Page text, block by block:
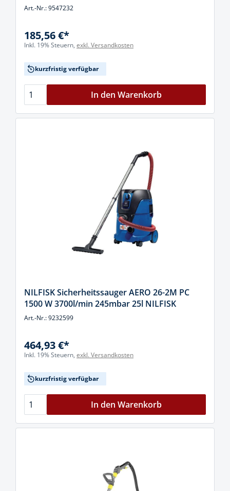
Art.-Nr.: 9547232
185,56 €*
Inkl. 19% Steuern, exkl. Versandkosten
kurzfristig verfügbar
In den Warenkorb
NILFISK Sicherheitssauger AERO 26-2M PC
1500 W 3700l/min 245mbar 25l NILFISK
Art.-Nr.: 9232599
464,93 €*
Inkl. 19% Steuern, exkl. Versandkosten
kurzfristig verfügbar
In den Warenkorb